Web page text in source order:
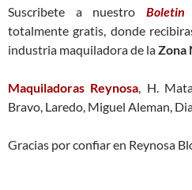
Suscribete a nuestro
totalmente gratis, donde
industria maquiladora de laZona
Maquiladoras Reynosa, H.
Bravo, Laredo, Miguel Aleman,
Gracias por confiar en Reynosa